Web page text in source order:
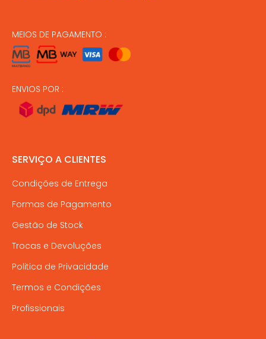
MEIOS DE PAGAMENTO :
ENVIOS POR :
SERVIÇO A CLIENTES
Condições de Entrega
Formas de Pagamento
Gestão de Stock
Trocas e Devoluções
Politica de Privacidade
Termos e Condições
Profissionais